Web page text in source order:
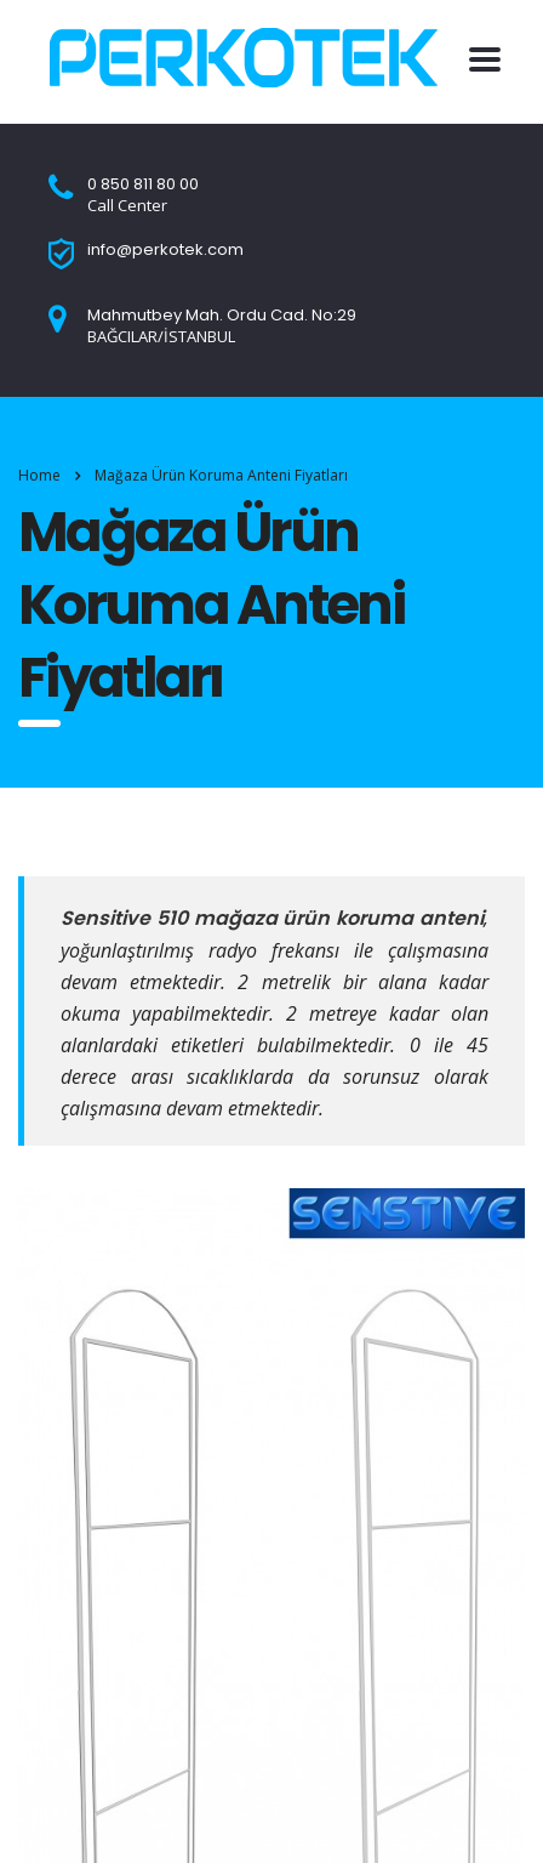
0 850 811 80 00
Call Center
info@perkotek.com
Mahmutbey Mah. Ordu Cad. No:29
BAĞCILAR/İSTANBUL
Home Mağaza Ürün Koruma Anteni Fiyatları
Mağaza Ürün
Koruma Anteni
Fiyatları
Sensitive 510 mağaza ürün koruma anteni,
yoğunlaştırılmış radyo frekansı ile çalışmasına
devam etmektedir. 2 metrelik bir alana kadar
okuma yapabilmektedir. 2 metreye kadar olan
alanlardaki etiketleri bulabilmektedir. 0 ile 45
derece arası sıcaklıklarda da sorunsuz olarak
çalışmasına devam etmektedir.